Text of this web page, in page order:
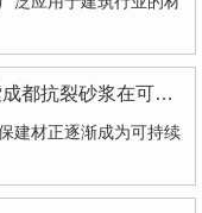
绿色环保建材：探索成都抗裂砂浆在可持续发展中的角色
建材正逐渐成为可持续